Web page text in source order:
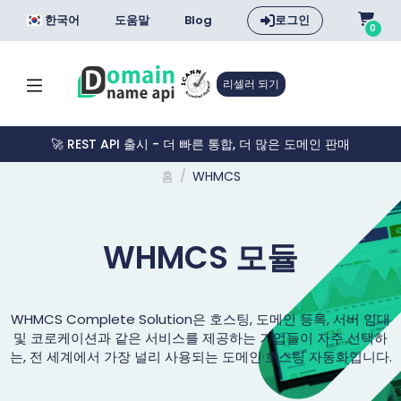
한국어 도움말 Blog 로그인 0
리셀러 되기
🚀 REST API 출시 - 더 빠른 통합, 더 많은 도메인 판매
홈
WHMCS
WHMCS 모듈
WHMCS Complete Solution은 호스팅, 도메인 등록, 서버 임대
및 코로케이션과 같은 서비스를 제공하는 기업들이 자주 선택하
는, 전 세계에서 가장 널리 사용되는 도메인·호스팅 자동화입니다.